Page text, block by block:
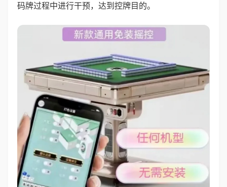
码牌过程中进行干预，达到控牌目的。